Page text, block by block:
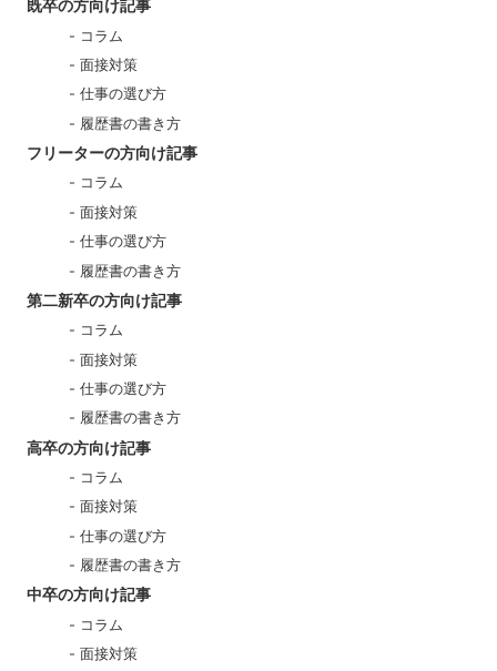
既卒の方向け記事
コラム
面接対策
仕事の選び方
履歴書の書き方
フリーターの方向け記事
コラム
面接対策
仕事の選び方
履歴書の書き方
第二新卒の方向け記事
コラム
面接対策
仕事の選び方
履歴書の書き方
高卒の方向け記事
コラム
面接対策
仕事の選び方
履歴書の書き方
中卒の方向け記事
コラム
面接対策